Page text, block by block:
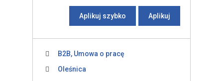
Aplikuj szybko Aplikuj
B2B, Umowa o pracę
Oleśnica